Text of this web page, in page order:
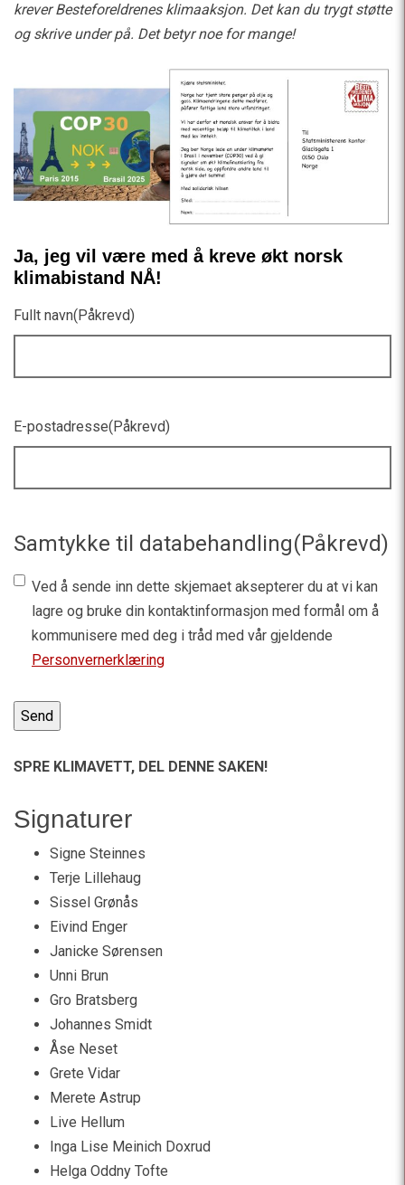
krever Besteforeldrenes klimaaksjon. Det kan du trygt støtte
og skrive under på. Det betyr noe for mange!
Ja, jeg vil være med å kreve økt norsk
klimabistand NÅ!
Fullt navn(Påkrevd)
E-postadresse(Påkrevd)
Samtykke til databehandling(Påkrevd)
Ved å sende inn dette skjemaet aksepterer du at vi kan
lagre og bruke din kontaktinformasjon med formål om å
kommunisere med deg i tråd med vår gjeldende
Personvernerklæring
SPRE KLIMAVETT, DEL DENNE SAKEN!
Signaturer
Signe Steinnes
Terje Lillehaug
Sissel Grønås
Eivind Enger
Janicke Sørensen
Unni Brun
Gro Bratsberg
Johannes Smidt
Åse Neset
Grete Vidar
Merete Astrup
Live Hellum
Inga Lise Meinich Doxrud
Helga Oddny Tofte